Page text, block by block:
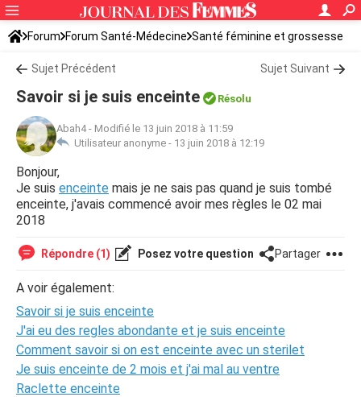
Forum Forum Santé-Médecine Santé féminine et grossesse
Tomber enceinte
Sujet Précédent Sujet Suivant
Savoir si je suis enceinte Résolu
Abah4- Modifié le 13 juin 2018 à 11:59
Utilisateur anonyme - 13 juin 2018 à 12:19
Bonjour,
Je suis enceinte mais je ne sais pas quand je suis tombé
enceinte, j'avais commencé avoir mes règles le 02 mai
2018
Répondre (1) Posez votre question Partager
A voir également:
Savoir si je suis enceinte
J'ai eu des regles abondante et je suis enceinte
Comment savoir si on est enceinte avec un sterilet
Je suis enceinte de 2 mois et j'ai mal au ventre
Raclette enceinte